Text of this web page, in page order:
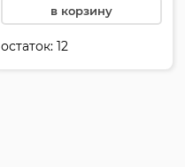
в корзину
остаток:12